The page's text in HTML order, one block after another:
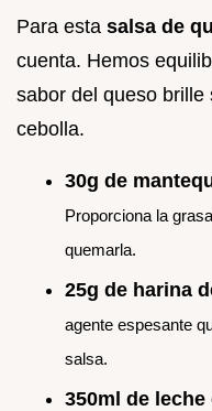
Para esta salsa de
cuenta. Hemos
sabor del queso
cebolla.
30g de
Proporciona la
quemarla.
25g de harina
agente espesante
salsa.
350ml de leche